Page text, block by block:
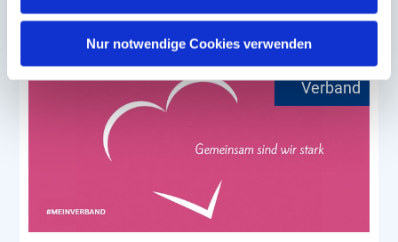
Sie können Ihre Einwilligung jederzeit von der
Nur notwendige Cookies verwenden
Weiterlesen